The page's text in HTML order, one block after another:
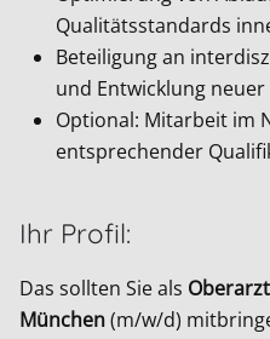
Qualitätsstandards
Beteiligung an
und Entwicklung
Optional: Mitarbeit im
entsprechender
Ihr Profil:
Das sollten Sie als
München(m/w/d)